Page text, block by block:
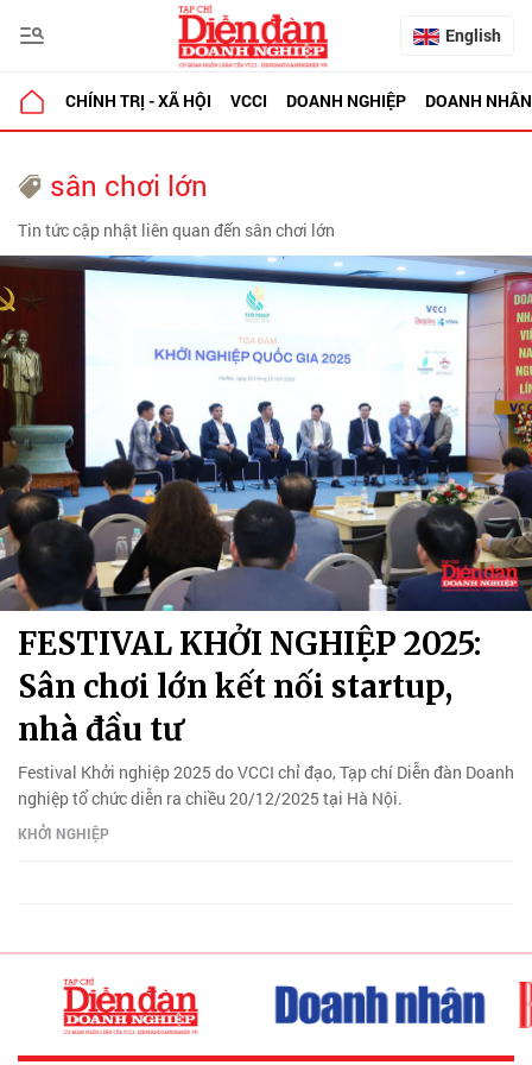
English
CHÍNH TRỊ - XÃ HỘI VCCI DOANH NGHIỆP DOANH NHÂN
sân chơi lớn
Tin tức cập nhật liên quan đến sân chơi lớn
FESTIVAL KHỞI NGHIỆP 2025:
Sân chơi lớn kết nối startup,
nhà đầu tư
Festival Khởi nghiệp 2025 do VCCI chỉ đạo, Tạp chí Diễn đàn Doanh
nghiệp tổ chức diễn ra chiều 20/12/2025 tại Hà Nội.
KHỞI NGHIỆP